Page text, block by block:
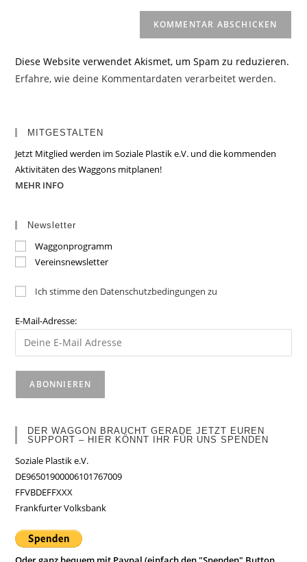
Diese Website verwendet Akismet, um Spam zu reduzieren.
Erfahre, wie deine Kommentardaten verarbeitet werden.
MITGESTALTEN
Jetzt Mitglied werden im Soziale Plastik e.V. und die kommenden
Aktivitäten des Waggons mitplanen!
MEHR INFO
Newsletter
Waggonprogramm
Vereinsnewsletter
Ich stimme den Datenschutzbedingungen zu
E-Mail-Adresse:
DER WAGGON BRAUCHT GERADE JETZT EUREN
SUPPORT – HIER KÖNNT IHR FÜR UNS SPENDEN
Soziale Plastik e.V.
DE96501900006101767009
FFVBDEFFXXX
Frankfurter Volksbank